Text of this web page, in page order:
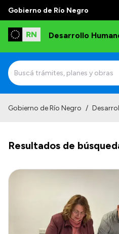
Gobierno de Río Negro
Desarrollo
Misión
Autoridades
Gobierno de Río Negro /
Resultados de